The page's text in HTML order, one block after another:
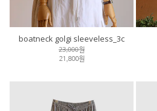
boatneck golgi sleeveless_3c
23,000원
21,800원